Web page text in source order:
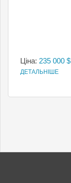
Ціна: 235 000 $
ДЕТАЛЬНІШЕ